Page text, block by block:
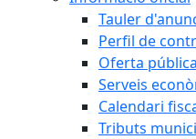
Tauler
Perfil de
Oferta
Serveis
Calendari
Tributs